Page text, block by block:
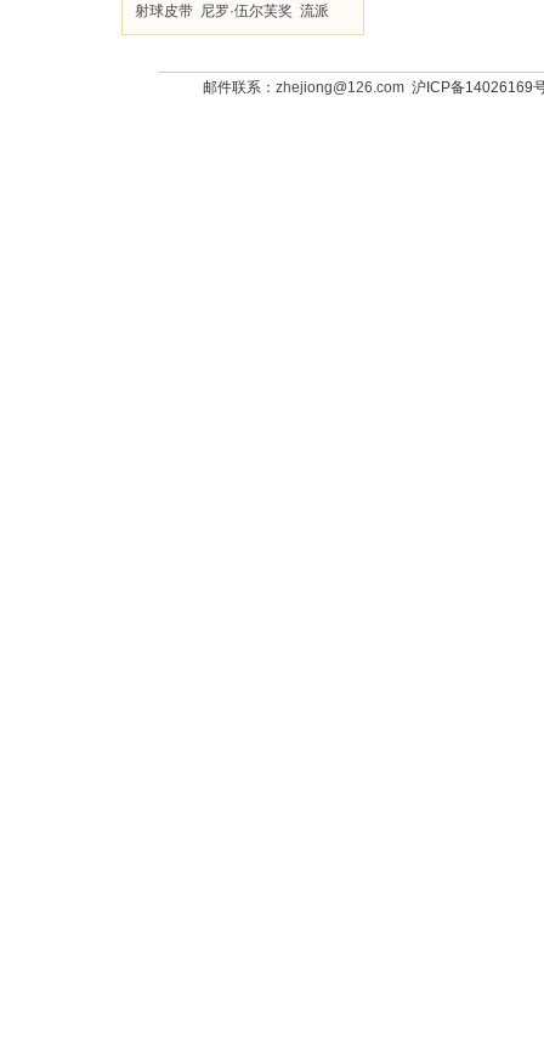
射球皮带 尼罗·伍尔芙奖 流派
邮件联系： zhejiong@126.com沪ICP备14026169